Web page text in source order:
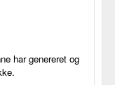
har genereret og